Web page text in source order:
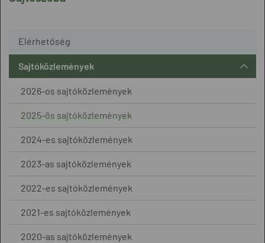
Elérhetőség
Sajtóközlemények
2026-os sajtóközlemények
2025-ös sajtóközlemények
2024-es sajtóközlemények
2023-as sajtóközlemények
2022-es sajtóközlemények
2021-es sajtóközlemények
2020-as sajtóközlemények